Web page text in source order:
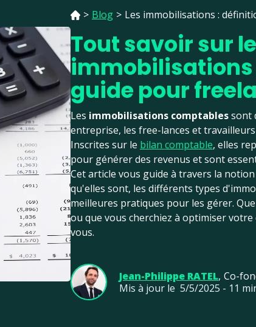
> Blog > Les immobilisations :
Tout savoir sur
immobilisations
guide pour
Les immobilisations comptablessont
entreprise, les free-lances et
Inscrites sur le bilan comptable, elles
pour générer des revenus et sont
Cet article vous guide à travers la
qu'elles sont, les différents types
meilleures pratiques pour les gérer.
ou que vous cherchiez à optimiser
vous.
Jean-Philippe RATEL, Co-
Mis à jour le 5/5/2025 - 11